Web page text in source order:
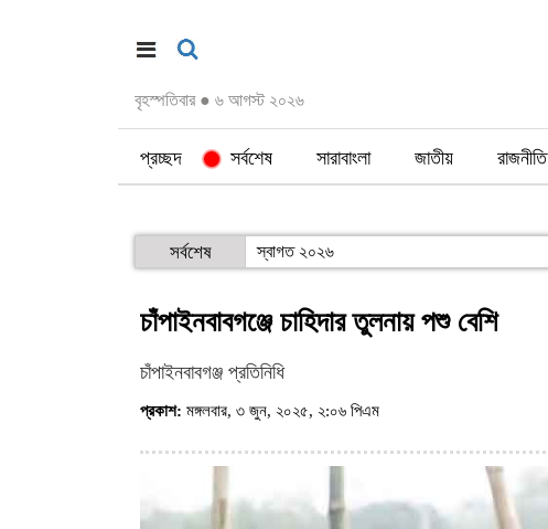
বৃহস্পতিবার ● ৬ আগস্ট ২০২৬
প্রচ্ছদ সর্বশেষ সারাবাংলা জাতীয় রাজনীতি
সর্বশেষ স্বাগত ২০২৬
চাঁপাইনবাবগঞ্জে চাহিদার তুলনায় পশু বেশি
চাঁপাইনবাবগঞ্জ প্রতিনিধি
প্রকাশ: মঙ্গলবার, ৩ জুন, ২০২৫, ২:০৬ পিএম